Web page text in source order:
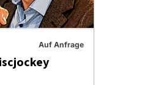
Auf Anfrage